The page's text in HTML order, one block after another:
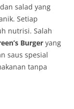
salad yang
Setiap
nutrisi. Salah
Burger yang
saus spesial
tanpa